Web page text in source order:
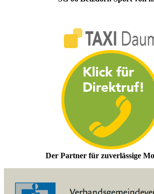
Der Partner für zuverlässige